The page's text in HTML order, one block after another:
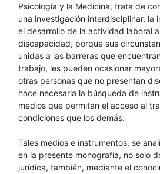
Psicología y la Medicina, trata de
una investigación interdisciplinar, la
el desarrollo de la actividad laboral
discapacidad, porque sus
unidas a las barreras que
trabajo, les pueden ocasionar
otras personas que no presentan
hace necesaria la búsqueda de
medios que permitan el acceso al
condiciones que los demás.
Tales medios e instrumentos, se
en la presente monografía, no solo
jurídica, también, mediante el